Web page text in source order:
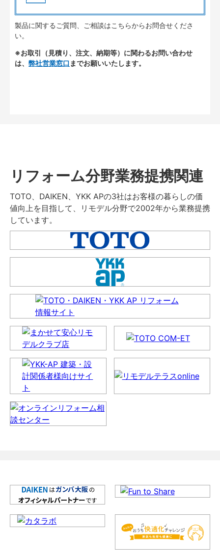
製品に関するご質問、ご相談はこちらからお問合せくださ
い。
※お取引（見積り、注文、納期等）に関わるお問い合わせ
は、 弊社営業窓口 までお願いいたします。
リフォーム分野業務提携関連
TOTO、DAIKEN、YKK APの3社はお客様の暮らしの価
値向上を目指して、リモデル分野で2002年から業務提携
しています。